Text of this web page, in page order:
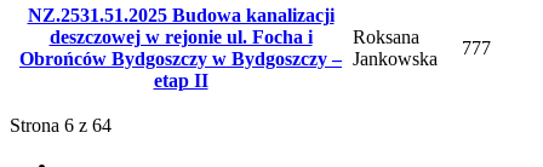
NZ.2531.51.2025 Budowa kanalizacji
deszczowej w rejonie ul. Focha i
Obrońców Bydgoszczy w Bydgoszczy –
etap II
Roksana
Jankowska
777
Strona 6 z 64